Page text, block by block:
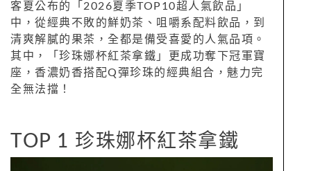
客夏公布的「2026夏季TOP10超人氣飲品」
中，從經典不敗的鮮奶茶、咀嚼系配料飲品，到
清爽解膩的果茶，全都是備受喜愛的人氣品項。
其中，「珍珠娜杯紅茶拿鐵」更成功奪下冠軍寶
座，香濃奶香搭配Q彈珍珠的經典組合，魅力完
全無法擋！
TOP 1 珍珠娜杯紅茶拿鐵